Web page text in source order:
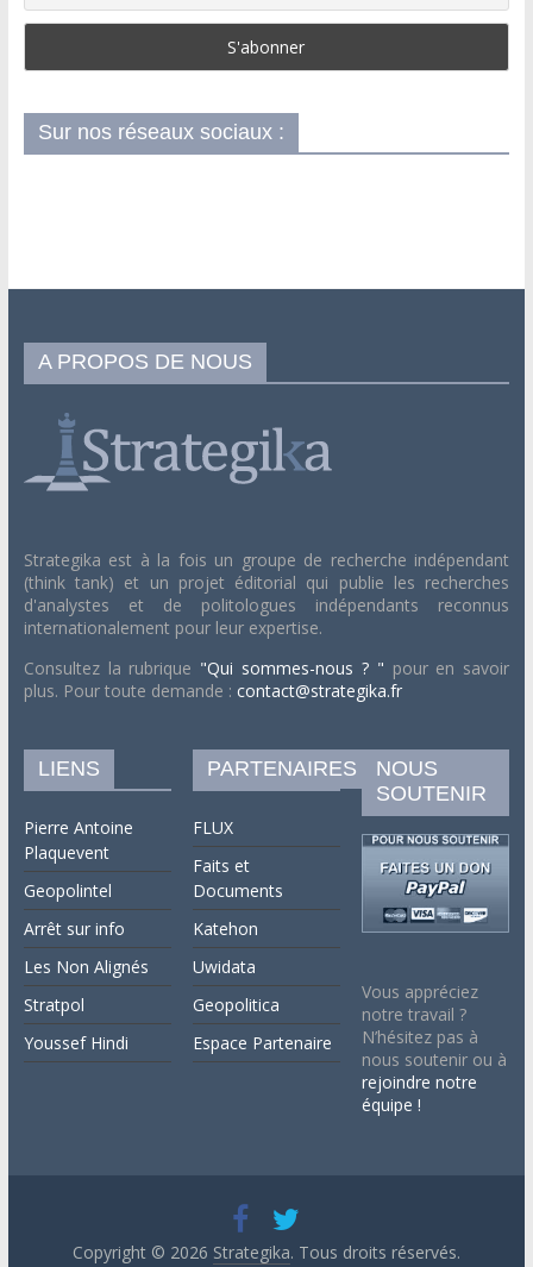
Sur nos réseaux sociaux :
A PROPOS DE NOUS
Strategika est à la fois un groupe de recherche indépendant
(think tank) et un projet éditorial qui publie les recherches
d'analystes et de politologues indépendants reconnus
internationalement pour leur expertise.
Consultez la rubrique "Qui sommes-nous ? " pour en savoir
plus. Pour toute demande : contact@strategika.fr
LIENS
Pierre Antoine
Plaquevent
Geopolintel
Arrêt sur info
Les Non Alignés
Stratpol
Youssef Hindi
PARTENAIRES
FLUX
Faits et
Documents
Katehon
Uwidata
Geopolitica
Espace Partenaire
NOUS
SOUTENIR
Vous appréciez
notre travail ?
N’hésitez pas à
nous soutenir ou à
rejoindre notre
équipe !
Copyright © 2026 Strategika. Tous droits réservés.